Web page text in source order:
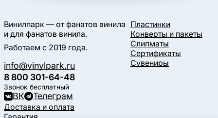
Винилпарк — от фанатов винила
и для фанатов винила.
Работаем с 2019 года.
info@vinylpark.ru
8 800 301-64-48
Звонок бесплатный
ВК Телеграм
Пластинки
Конверты и пакеты
Слипматы
Сертификаты
Сувениры
Доставка и оплата